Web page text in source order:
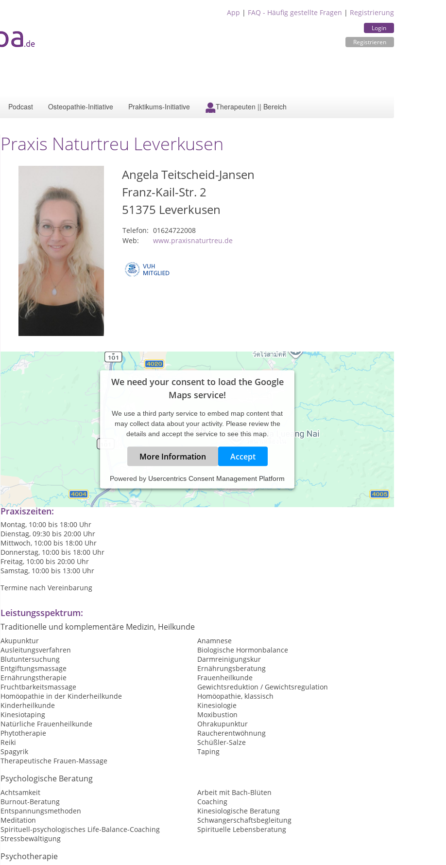
App | FAQ - Häufig gestellte Fragen | Registrierung
Login
Registrieren
Podcast Osteopathie-Initiative Praktikums-Initiative Therapeuten || Bereich
Praxis Naturtreu Leverkusen
Angela Teitscheid-Jansen
Franz-Kail-Str. 2
51375 Leverkusen
Telefon: 01624722008
Web:
www.praxisnaturtreu.de
We need your consent to load the Google
Maps service!
We use a third party service to embed map content that
may collect data about your activity. Please review the
details and accept the service to see this map.
More Information Accept
Powered by Usercentrics Consent Management Platform
Praxiszeiten:
Montag, 10:00 bis 18:00 Uhr
Dienstag, 09:30 bis 20:00 Uhr
Mittwoch, 10:00 bis 18:00 Uhr
Donnerstag, 10:00 bis 18:00 Uhr
Freitag, 10:00 bis 20:00 Uhr
Samstag, 10:00 bis 13:00 Uhr
Termine nach Vereinbarung
Leistungsspektrum:
Traditionelle und komplementäre Medizin, Heilkunde
Akupunktur
Anamnese
Ausleitungsverfahren
Biologische Hormonbalance
Blutuntersuchung
Darmreinigungskur
Entgiftungsmassage
Ernährungsberatung
Ernährungstherapie
Frauenheilkunde
Fruchtbarkeitsmassage
Gewichtsreduktion / Gewichtsregulation
Homöopathie in der Kinderheilkunde
Homöopathie, klassisch
Kinderheilkunde
Kinesiologie
Kinesiotaping
Moxibustion
Natürliche Frauenheilkunde
Ohrakupunktur
Phytotherapie
Raucherentwöhnung
Reiki
Schüßler-Salze
Spagyrik
Taping
Therapeutische Frauen-Massage
Psychologische Beratung
Achtsamkeit
Arbeit mit Bach-Blüten
Burnout-Beratung
Coaching
Entspannungsmethoden
Kinesiologische Beratung
Meditation
Schwangerschaftsbegleitung
Spirituell-psychologisches Life-Balance-Coaching
Spirituelle Lebensberatung
Stressbewältigung
Psychotherapie